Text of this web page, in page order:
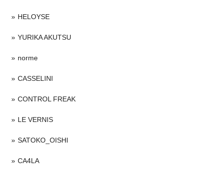
HELOYSE
YURIKA AKUTSU
norme
CASSELINI
CONTROL FREAK
LE VERNIS
SATOKO_OISHI
CA4LA